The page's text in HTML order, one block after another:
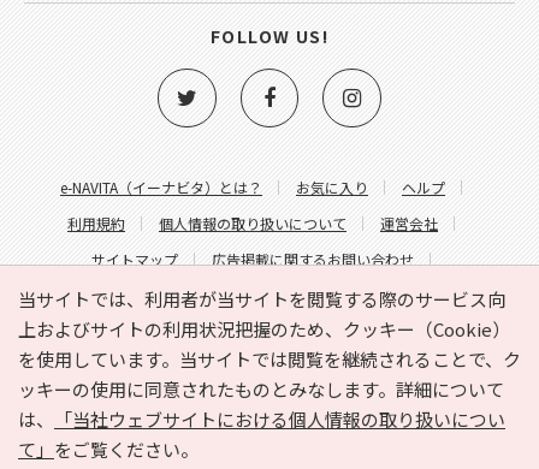
当サイトでは、利用者が当サイトを閲覧する際のサービス向
上およびサイトの利用状況把握のため、クッキー（Cookie）
を使用しています。当サイトでは閲覧を継続されることで、ク
ッキーの使用に同意されたものとみなします。詳細について
は、
「当社ウェブサイトにおける個人情報の取り扱いについ
て」 をご覧ください。
e-NAVITA（イーナビタ）とは？ お気に入り
ヘルプ
利用規約
個人情報の取り扱いについて
運営会社
サイトマップ
広告掲載に関するお問い合わせ
サイトの内容に関するお問い合わせ
FOLLOW US!
Copyright © HYOJITO.Co.,Ltd. All Rights Reserved.